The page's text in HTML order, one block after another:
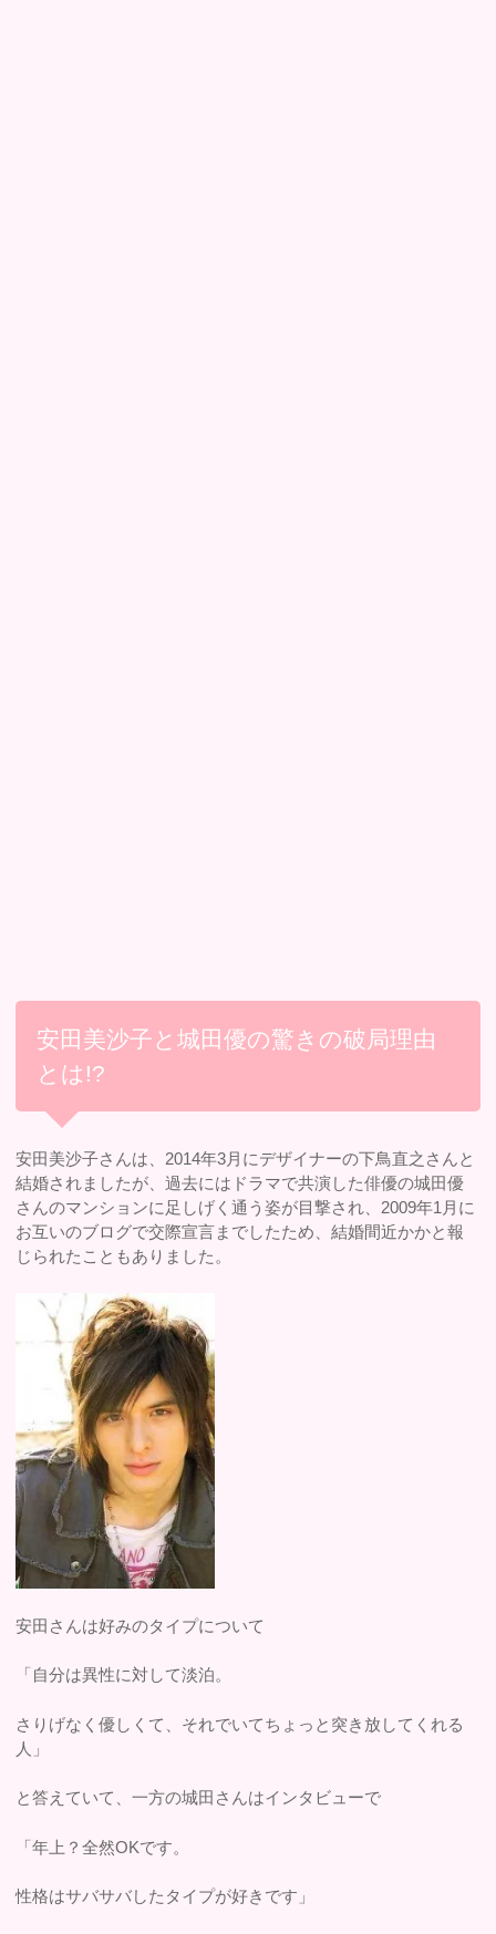
安田美沙子と城田優の驚きの破局理由
とは!?
安田美沙子さんは、2014年3月にデザイナーの下鳥直之さんと
結婚されましたが、過去にはドラマで共演した俳優の城田優
さんのマンションに足しげく通う姿が目撃され、2009年1月に
お互いのブログで交際宣言までしたため、結婚間近かかと報
じられたこともありました。
安田さんは好みのタイプについて
「自分は異性に対して淡泊。
さりげなく優しくて、それでいてちょっと突き放してくれる
人」
と答えていて、一方の城田さんはインタビューで
「年上？全然OKです。
性格はサバサバしたタイプが好きです」